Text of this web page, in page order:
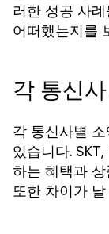
러한 성공 사
어떠했는지를
각 통신
각 통신사별
있습니다.
하는 혜택과
또한 차이가